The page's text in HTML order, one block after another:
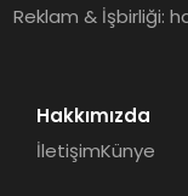
Reklam & İşbirliği:
Hakkımızda
İletişimKünye